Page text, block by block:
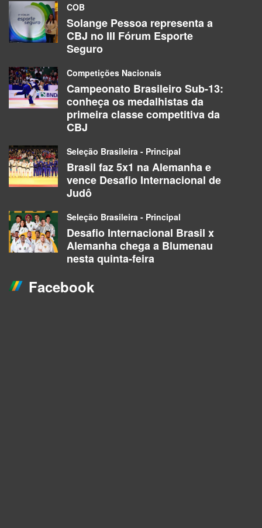
COB
Solange Pessoa representa a
CBJ no III Fórum Esporte
Seguro
Competições Nacionais
Campeonato Brasileiro Sub-13:
conheça os medalhistas da
primeira classe competitiva da
CBJ
Seleção Brasileira - Principal
Brasil faz 5x1 na Alemanha e
vence Desafio Internacional de
Judô
Seleção Brasileira - Principal
Desafio Internacional Brasil x
Alemanha chega a Blumenau
nesta quinta-feira
Facebook